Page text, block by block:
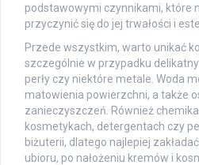
podstawowymi czynnikami, które
przyczynić się do jej trwałości i
Przede wszystkim, warto unikać
szczególnie w przypadku
perły czy niektóre metale. Woda
matowienia powierzchni, a także
zanieczyszczeń. Również
kosmetykach, detergentach czy
biżuterii, dlatego najlepiej
ubioru, po nałożeniu kremów i